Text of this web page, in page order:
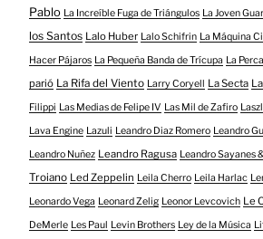
Pablo La Increíble Fuga de Triángulos La Joven
los Santos Lalo Huber Lalo Schifrin La Máquina
Hacer Pájaros La Pequeña Banda de Trícupa La
parió La Rifa del Viento Larry Coryell La Secta
Filippi Las Medias de Felipe IV Las Mil de Zafiro
Lava Engine Lazuli Leandro Diaz Romero Leandro
Leandro Nuñez Leandro Ragusa Leandro Sayanes
Troiano Led Zeppelin Leila Cherro Leila Harlac
Leonardo Vega Leonard Zelig Leonor Levcovich Le
DeMerle Les Paul Levin Brothers Ley de la Música